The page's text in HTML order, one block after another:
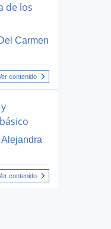
de los
Carmen
contenido
contenido